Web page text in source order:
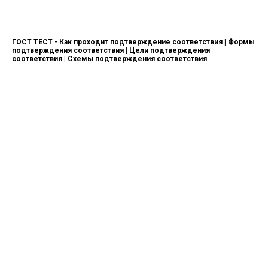
ГОСТ ТЕСТ - Как проходит подтверждение соответствия | Формы
подтверждения соответствия | Цели подтверждения
соответствия | Схемы подтверждения соответствия